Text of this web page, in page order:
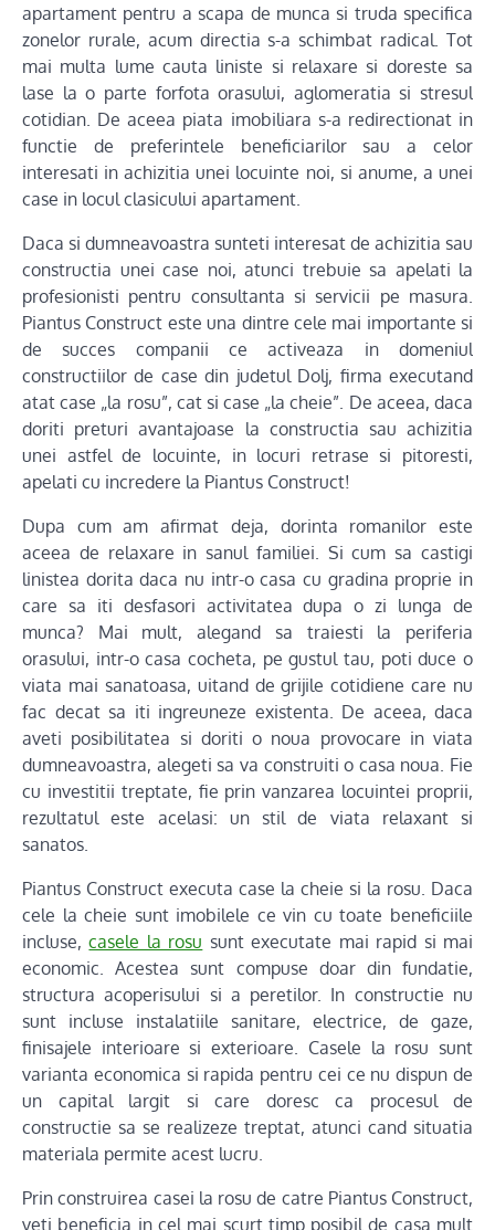
apartament pentru a scapa de munca si truda specifica
zonelor rurale, acum directia s-a schimbat radical. Tot
mai multa lume cauta liniste si relaxare si doreste sa
lase la o parte forfota orasului, aglomeratia si stresul
cotidian. De aceea piata imobiliara s-a redirectionat in
functie de preferintele beneficiarilor sau a celor
interesati in achizitia unei locuinte noi, si anume, a unei
case in locul clasicului apartament.
Daca si dumneavoastra sunteti interesat de achizitia sau
constructia unei case noi, atunci trebuie sa apelati la
profesionisti pentru consultanta si servicii pe masura.
Piantus Construct este una dintre cele mai importante si
de succes companii ce activeaza in domeniul
constructiilor de case din judetul Dolj, firma executand
atat case „la rosu”, cat si case „la cheie”. De aceea, daca
doriti preturi avantajoase la constructia sau achizitia
unei astfel de locuinte, in locuri retrase si pitoresti,
apelati cu incredere la Piantus Construct!
Dupa cum am afirmat deja, dorinta romanilor este
aceea de relaxare in sanul familiei. Si cum sa castigi
linistea dorita daca nu intr-o casa cu gradina proprie in
care sa iti desfasori activitatea dupa o zi lunga de
munca? Mai mult, alegand sa traiesti la periferia
orasului, intr-o casa cocheta, pe gustul tau, poti duce o
viata mai sanatoasa, uitand de grijile cotidiene care nu
fac decat sa iti ingreuneze existenta. De aceea, daca
aveti posibilitatea si doriti o noua provocare in viata
dumneavoastra, alegeti sa va construiti o casa noua. Fie
cu investitii treptate, fie prin vanzarea locuintei proprii,
rezultatul este acelasi: un stil de viata relaxant si
sanatos.
Piantus Construct executa case la cheie si la rosu. Daca
cele la cheie sunt imobilele ce vin cu toate beneficiile
incluse,casele la rosu sunt executate mai rapid si mai
economic. Acestea sunt compuse doar din fundatie,
structura acoperisului si a peretilor. In constructie nu
sunt incluse instalatiile sanitare, electrice, de gaze,
finisajele interioare si exterioare. Casele la rosu sunt
varianta economica si rapida pentru cei ce nu dispun de
un capital largit si care doresc ca procesul de
constructie sa se realizeze treptat, atunci cand situatia
materiala permite acest lucru.
Prin construirea casei la rosu de catre Piantus Construct,
veti beneficia in cel mai scurt timp posibil de casa mult